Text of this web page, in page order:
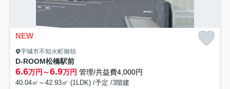
NEW
宇城市不知火町御領
D-ROOM松橋駅前
6.6万円～6.9万円 管理/共益費4,000円
40.04㎡～42.93㎡ (1LDK) /予定 /3階建